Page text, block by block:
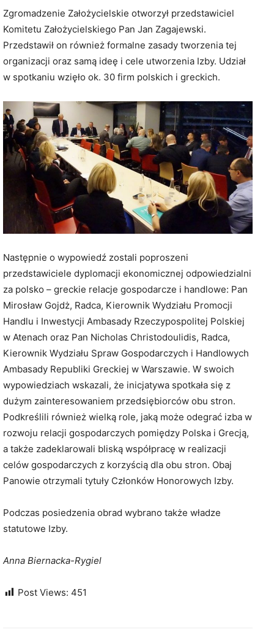
Zgromadzenie Założycielskie otworzył przedstawiciel
Komitetu Założycielskiego Pan Jan Zagajewski.
Przedstawił on również formalne zasady tworzenia tej
organizacji oraz samą ideę i cele utworzenia Izby. Udział
w spotkaniu wzięło ok. 30 firm polskich i greckich.
Następnie o wypowiedź zostali poproszeni
przedstawiciele dyplomacji ekonomicznej odpowiedzialni
za polsko – greckie relacje gospodarcze i handlowe: Pan
Mirosław Gojdż, Radca, Kierownik Wydziału Promocji
Handlu i Inwestycji Ambasady Rzeczypospolitej Polskiej
w Atenach oraz Pan Nicholas Christodoulidis, Radca,
Kierownik Wydziału Spraw Gospodarczych i Handlowych
Ambasady Republiki Greckiej w Warszawie. W swoich
wypowiedziach wskazali, że inicjatywa spotkała się z
dużym zainteresowaniem przedsiębiorców obu stron.
Podkreślili również wielką role, jaką może odegrać izba w
rozwoju relacji gospodarczych pomiędzy Polska i Grecją,
a także zadeklarowali bliską współpracę w realizacji
celów gospodarczych z korzyścią dla obu stron. Obaj
Panowie otrzymali tytuły Członków Honorowych Izby.
Podczas posiedzenia obrad wybrano także władze
statutowe Izby.
Anna Biernacka-Rygiel
Post Views: 451